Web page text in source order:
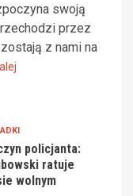
swoją
przez
z nami na
policjanta:
ratuje
wolnym